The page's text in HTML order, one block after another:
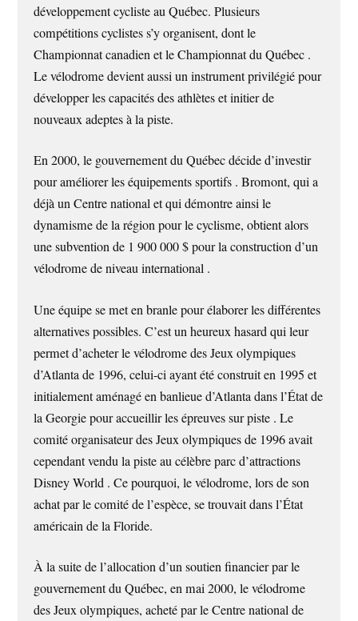
développement cycliste au Québec. Plusieurs
compétitions cyclistes s’y organisent, dont le
Championnat canadien et le Championnat du Québec .
Le vélodrome devient aussi un instrument privilégié pour
développer les capacités des athlètes et initier de
nouveaux adeptes à la piste.
En 2000, le gouvernement du Québec décide d’investir
pour améliorer les équipements sportifs . Bromont, qui a
déjà un Centre national et qui démontre ainsi le
dynamisme de la région pour le cyclisme, obtient alors
une subvention de 1 900 000 $ pour la construction d’un
vélodrome de niveau international .
Une équipe se met en branle pour élaborer les différentes
alternatives possibles. C’est un heureux hasard qui leur
permet d’acheter le vélodrome des Jeux olympiques
d’Atlanta de 1996, celui-ci ayant été construit en 1995 et
initialement aménagé en banlieue d’Atlanta dans l’État de
la Georgie pour accueillir les épreuves sur piste . Le
comité organisateur des Jeux olympiques de 1996 avait
cependant vendu la piste au célèbre parc d’attractions
Disney World . Ce pourquoi, le vélodrome, lors de son
achat par le comité de l’espèce, se trouvait dans l’État
américain de la Floride.
À la suite de l’allocation d’un soutien financier par le
gouvernement du Québec, en mai 2000, le vélodrome
des Jeux olympiques, acheté par le Centre national de